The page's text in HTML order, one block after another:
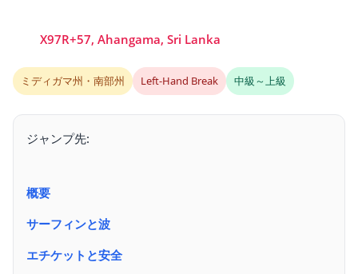
X97R+57, Ahangama, Sri Lanka
ミディガマ州・南部州 Left-Hand Break 中級～上級
ジャンプ先:
概要
サーフィンと波
エチケットと安全